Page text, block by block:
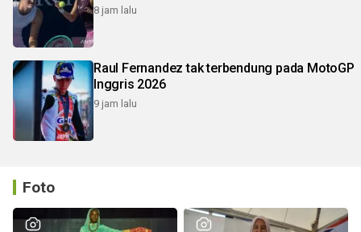
8 jam lalu
Raul Fernandez tak terbendung pada MotoGP
Inggris 2026
9 jam lalu
Foto